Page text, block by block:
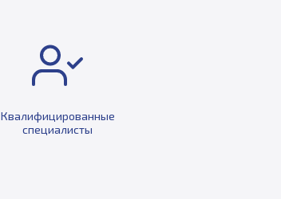
Квалифицированные
специалисты